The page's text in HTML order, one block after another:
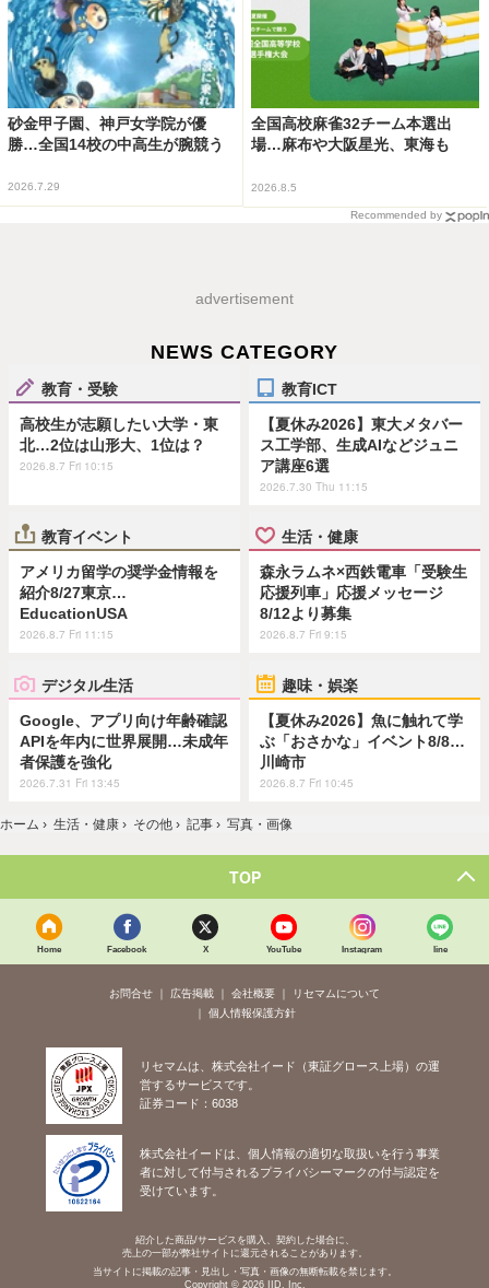
砂金甲子園、神戸女学院が優
勝…全国14校の中高生が腕競う
2026.7.29
全国高校麻雀32チーム本選出
場…麻布や大阪星光、東海も
2026.8.5
Recommended by
advertisement
NEWS CATEGORY
教育・受験
高校生が志願したい大学・東
北…2位は山形大、1位は？
2026.8.7 Fri 10:15
教育ICT
【夏休み2026】東大メタバー
ス工学部、生成AIなどジュニ
ア講座6選
2026.7.30 Thu 11:15
教育イベント
アメリカ留学の奨学金情報を
紹介8/27東京…
EducationUSA
2026.8.7 Fri 11:15
生活・健康
森永ラムネ×西鉄電車「受験生
応援列車」応援メッセージ
8/12より募集
2026.8.7 Fri 9:15
デジタル生活
Google、アプリ向け年齢確認
APIを年内に世界展開…未成年
者保護を強化
2026.7.31 Fri 13:45
趣味・娯楽
【夏休み2026】魚に触れて学
ぶ「おさかな」イベント8/8…
川崎市
2026.8.7 Fri 10:45
ホーム › 生活・健康 › その他 › 記事 › 写真・画像
TOP
Home Facebook X YouTube Instagram line
お問合せ 広告掲載 会社概要
リセマムについて
個人情報保護方針
リセマムは、株式会社イード（東証グロース上場）の運
営するサービスです。
証券コード：6038
株式会社イードは、個人情報の適切な取扱いを行う事業
者に対して付与されるプライバシーマークの付与認定を
受けています。
紹介した商品/サービスを購入、契約した場合に、
売上の一部が弊社サイトに還元されることがあります。
当サイトに掲載の記事・見出し・写真・画像の無断転載を禁じます。
Copyright © 2026 IID, Inc.